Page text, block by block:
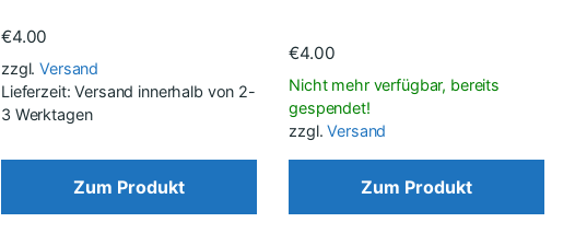
€4.00
zzgl.Versand
Lieferzeit: Versand innerhalb von 2-
3 Werktagen
Zum Produkt
€4.00
zzgl.Versand
Zum Produkt